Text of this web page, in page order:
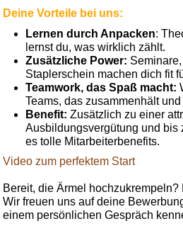
Deine Vorteile bei uns:
Lernen durch Anpacken:
lernst du, was wirklich zählt.
Zusätzliche Power:
Staplerschein machen dich fit
Teamwork, das Spaß macht:
Teams, das zusammenhält
Benefit: Zusätzlich zu einer
Ausbildungsvergütung und bis
es tolle Mitarbeiterbenefits.
Video zum perfektem Start
Bereit, die Ärmel
Wir freuen uns auf deine
einem persönlichen Gespräch